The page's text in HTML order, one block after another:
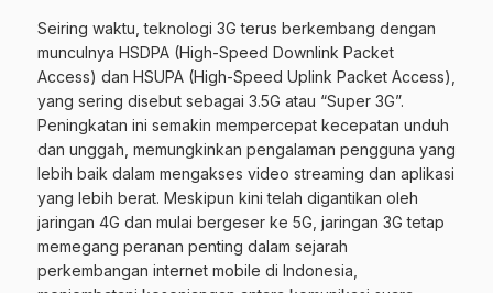
Seiring waktu, teknologi 3G terus berkembang dengan
munculnya HSDPA (High-Speed Downlink Packet
Access) dan HSUPA (High-Speed Uplink Packet Access),
yang sering disebut sebagai 3.5G atau “Super 3G”.
Peningkatan ini semakin mempercepat kecepatan unduh
dan unggah, memungkinkan pengalaman pengguna yang
lebih baik dalam mengakses video streaming dan aplikasi
yang lebih berat. Meskipun kini telah digantikan oleh
jaringan 4G dan mulai bergeser ke 5G, jaringan 3G tetap
memegang peranan penting dalam sejarah
perkembangan internet mobile di Indonesia,